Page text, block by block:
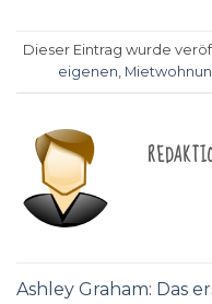
Dieser Eintrag wurde
eigenen
Ashley Graham: Das